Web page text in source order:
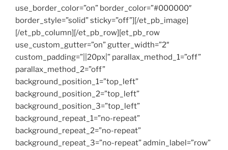
use_border_color=”on” border_color=”#000000″
border_style=”solid” sticky=”off”][/et_pb_image]
[/et_pb_column][/et_pb_row][et_pb_row
use_custom_gutter=”on” gutter_width=”2″
custom_padding=”||20px|” parallax_method_1=”off”
parallax_method_2=”off”
background_position_1=”top_left”
background_position_2=”top_left”
background_position_3=”top_left”
background_repeat_1=”no-repeat”
background_repeat_2=”no-repeat”
background_repeat_3=”no-repeat” admin_label=”row”